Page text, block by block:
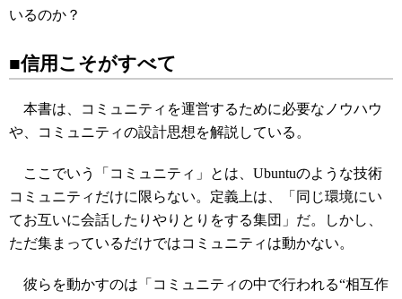
いるのか？
■信用こそがすべて
本書は、コミュニティを運営するために必要なノウハウ
や、コミュニティの設計思想を解説している。
ここでいう「コミュニティ」とは、Ubuntuのような技術
コミュニティだけに限らない。定義上は、「同じ環境にい
てお互いに会話したりやりとりをする集団」だ。しかし、
ただ集まっているだけではコミュニティは動かない。
彼らを動かすのは「コミュニティの中で行われる“相互作